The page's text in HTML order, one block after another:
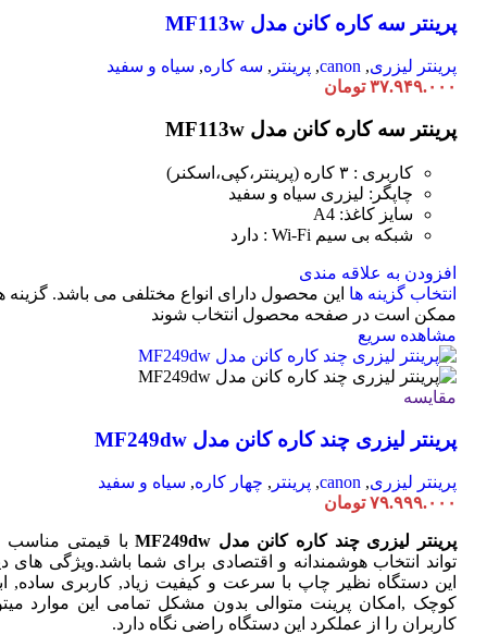
پرینتر سه کاره کانن مدل MF113w
پرینتر لیزری,
canon
, پرینتر , سه کاره, سیاه و سفید
۳۷.۹۴۹.۰۰۰ تومان
پرینتر سه کاره کانن مدل MF113w
کاربری : ۳ کاره (پرینتر،کپی،اسکنر)
چاپگر: لیزری سیاه و سفید
سایز کاغذ: A4
شبکه بی سیم Wi-Fi : دارد
افزودن به علاقه مندی
انتخاب گزینه ها این محصول دارای انواع مختلفی می باشد. گزینه
ممکن است در صفحه محصول انتخاب شوند
مشاهده سریع
مقایسه
پرینتر لیزری چند کاره کانن مدل MF249dw
پرینتر لیزری,
canon
, پرینتر , چهار کاره, سیاه و سفید
۷۹.۹۹۹.۰۰۰ تومان
پرینتر لیزری چند کاره کانن مدل MF249dw
با قیمتی
تواند انتخاب هوشمندانه و اقتصادی برای شما باشد.ویژگی های
این دستگاه نظیر چاپ با سرعت و کیفیت زیاد, کاربری ساده,
کوچک ,امکان پرینت متوالی بدون مشکل تمامی این موارد
کاربران را از عملکرد این دستگاه راضی نگاه دارد.